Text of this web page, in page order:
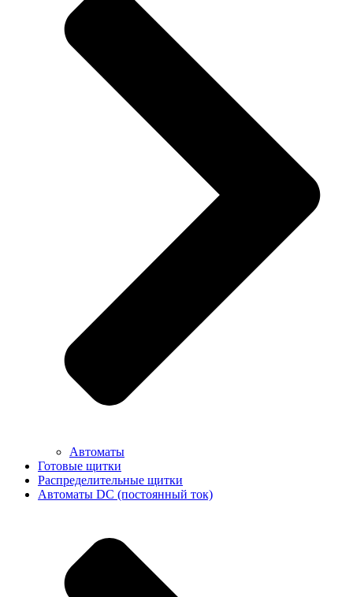
Автоматы
Готовые щитки
Распределительные щитки
Автоматы DC (постоянный ток)